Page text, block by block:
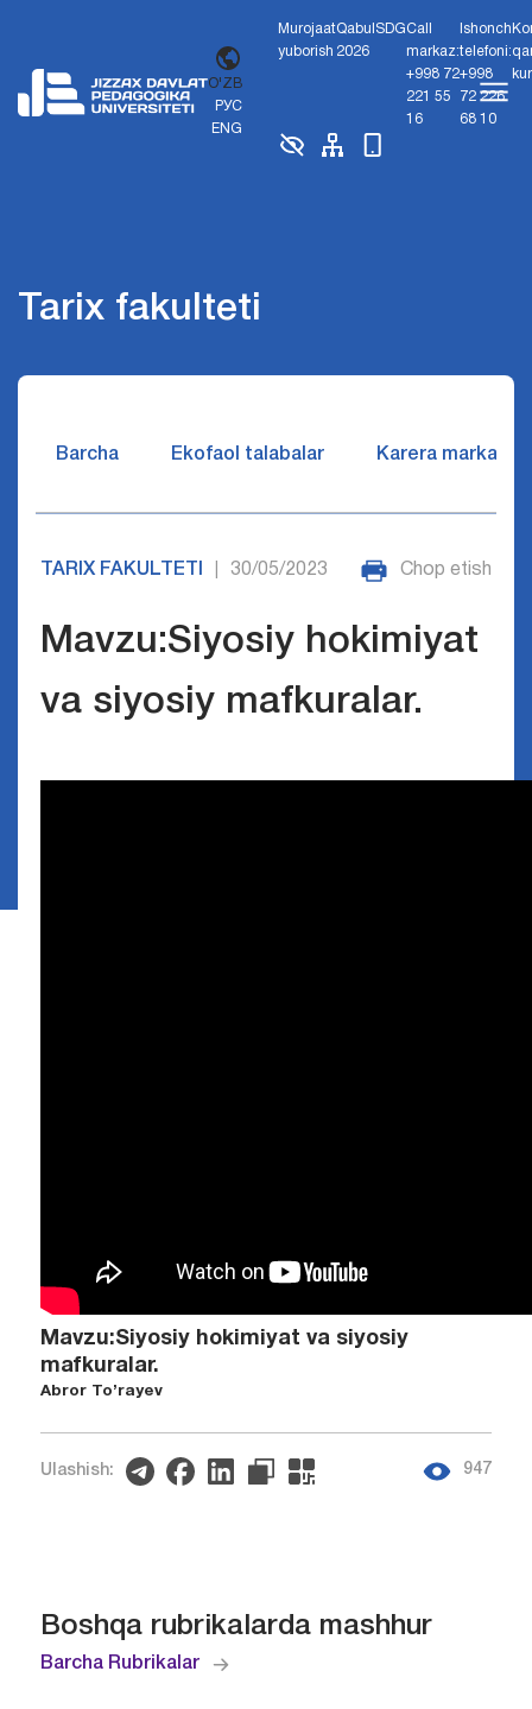
O'ZB
РУС
ENG
Murojaat
yuborish
Qabul
2026
SDGCall
markaz:
+998 72
221 55
16
Ishonch
telefoni:
+998
72 226
68 10
Tarix fakulteti
Barcha Ekofaol talabalar Karera markazi
TARIX FAKULTETI 30/05/2023 Chop etish
Mavzu:Siyosiy hokimiyat
va siyosiy mafkuralar.
Mavzu:Siyosiy hokimiyat va siyosiy
mafkuralar.
Abror To’rayev
Ulashish: 947
Boshqa rubrikalarda mashhur
Barcha Rubrikalar